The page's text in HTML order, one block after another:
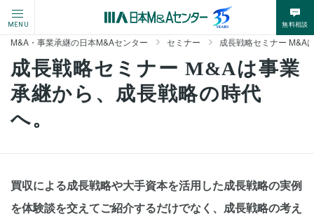
MENU 無料相談
M&A・事業承継の日本M&Aセンター セミナー 成長戦略セミナー M&A
成長戦略セミナー M&Aは事業
承継から、成長戦略の時代
へ。
買収による成長戦略や大手資本を活用した成長戦略の実例
を体験談を交えてご紹介するだけでなく、成長戦略の考え